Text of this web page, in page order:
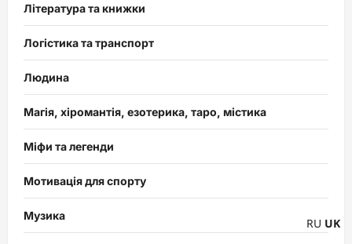
Література та книжки
Логістика та транспорт
Людина
Магія, хіромантія, езотерика, таро, містика
Міфи та легенди
Мотивація для спорту
Музика
RU UK